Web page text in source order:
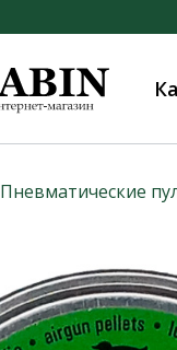
Пневматические